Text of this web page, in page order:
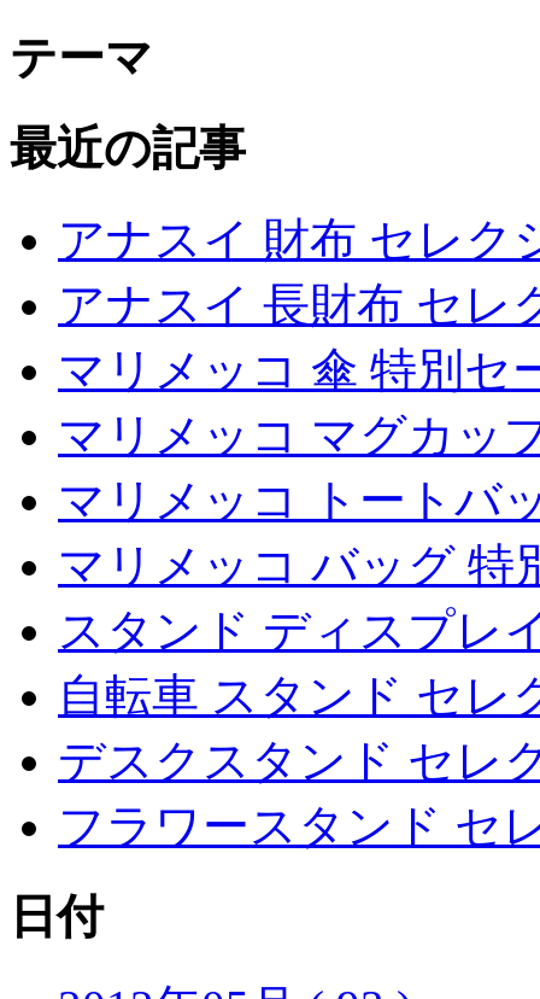
テーマ
最近の記事
アナスイ 財布 セレク
アナスイ 長財布 セレ
マリメッコ 傘 特別セ
マリメッコ マグカッ
マリメッコ トートバ
マリメッコ バッグ 特
スタンド ディスプレ
自転車 スタンド セレ
デスクスタンド セレ
フラワースタンド セ
日付